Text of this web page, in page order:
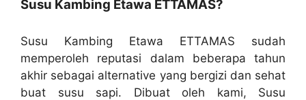
Susu Kambing Etawa ETTAMAS?
Susu Kambing Etawa ETTAMAS sudah
memperoleh reputasi dalam beberapa tahun
akhir sebagai alternative yang bergizi dan sehat
buat susu sapi. Dibuat oleh kami, Susu